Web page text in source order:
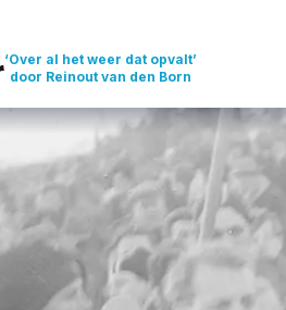
‘Over al het weer dat opvalt’
door Reinout van den Born